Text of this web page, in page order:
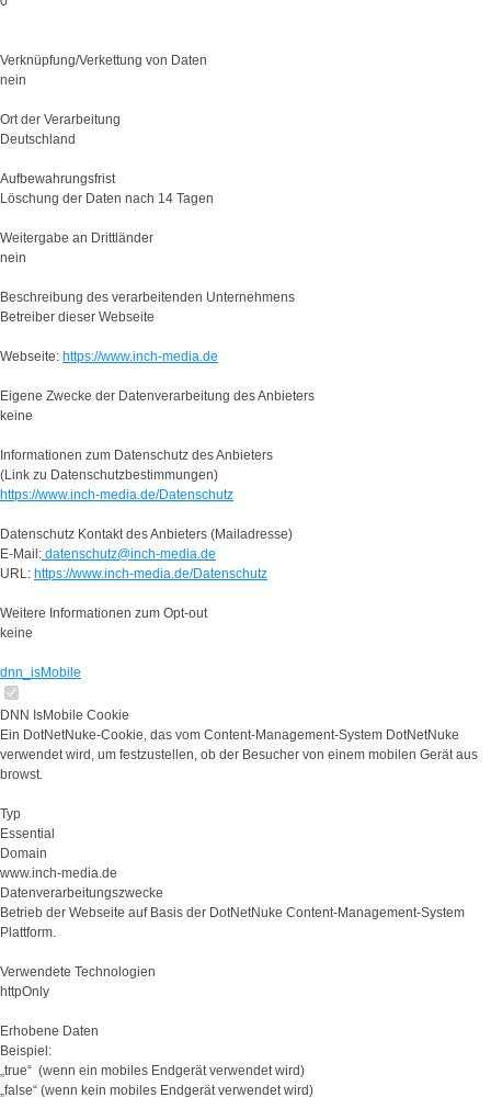
Verknüpfung/Verkettung von Daten
nein
Ort der Verarbeitung
Deutschland
Aufbewahrungsfrist
Löschung der Daten nach 14 Tagen
Weitergabe an Drittländer
nein
Beschreibung des verarbeitenden Unternehmens
Betreiber dieser Webseite
Webseite: https://www.inch-media.de
Eigene Zwecke der Datenverarbeitung des Anbieters
keine
Informationen zum Datenschutz des Anbieters
(Link zu Datenschutzbestimmungen)
https://www.inch-media.de/Datenschutz
Datenschutz Kontakt des Anbieters (Mailadresse)
E-Mail: datenschutz@inch-media.de
URL: https://www.inch-media.de/Datenschutz
Weitere Informationen zum Opt-out
keine
dnn_isMobile
DNN IsMobile Cookie
Ein DotNetNuke-Cookie, das vom Content-Management-System DotNetNuke
verwendet wird, um festzustellen, ob der Besucher von einem mobilen Gerät aus
browst.
Typ
Essential
Domain
www.inch-media.de
Datenverarbeitungszwecke
Betrieb der Webseite auf Basis der DotNetNuke Content-Management-System
Plattform.
Verwendete Technologien
httpOnly
Erhobene Daten
Beispiel:
„true“ (wenn ein mobiles Endgerät verwendet wird)
„false“ (wenn kein mobiles Endgerät verwendet wird)